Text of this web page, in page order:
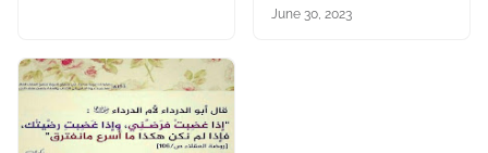
June 30, 2023